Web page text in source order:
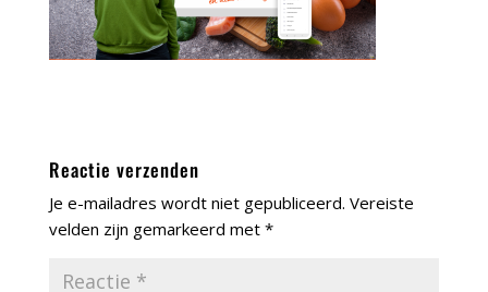
Reactie verzenden
Je e-mailadres wordt niet gepubliceerd. Vereiste
velden zijn gemarkeerd met *